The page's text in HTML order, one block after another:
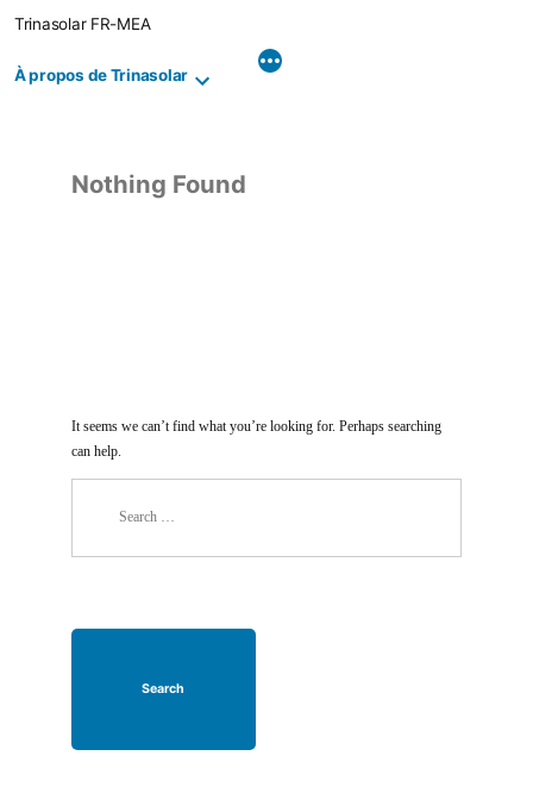
content
Trinasolar FR-MEA
À propos de Trinasolar
Nothing Found
It seems we can’t find what you’re looking for. Perhaps searching
can help.